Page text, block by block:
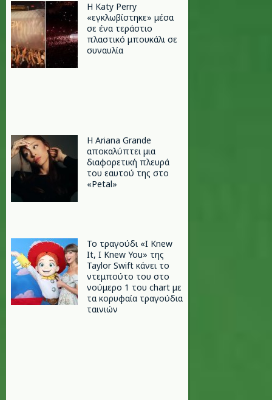
H Katy Perry
«εγκλωβίστηκε» μέσα
σε ένα τεράστιο
πλαστικό μπουκάλι σε
συναυλία
Η Ariana Grande
αποκαλύπτει μια
διαφορετική πλευρά
του εαυτού της στο
«Petal»
Το τραγούδι «I Knew
It, I Knew You» της
Taylor Swift κάνει το
ντεμπούτο του στο
νούμερο 1 του chart με
τα κορυφαία τραγούδια
ταινιών